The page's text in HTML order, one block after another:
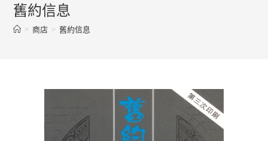
舊約信息
> 商店 > 舊約信息